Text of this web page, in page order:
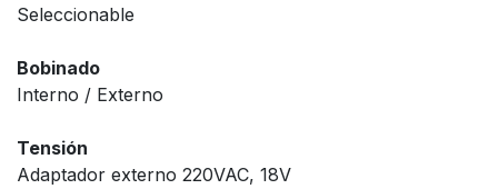
Seleccionable
Bobinado
Interno / Externo
Tensión
Adaptador externo 220VAC, 18V